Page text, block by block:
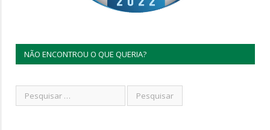
NÃO ENCONTROU O QUE QUERIA?